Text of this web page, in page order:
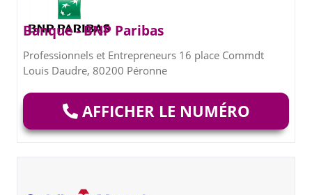
Banque - BNP Paribas
Professionnels et Entrepreneurs 16 place Commdt
Louis Daudre, 80200 Péronne
AFFICHER LE NUMÉRO